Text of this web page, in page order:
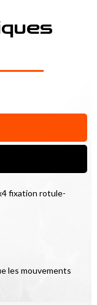
fixation rotule-
les mouvements